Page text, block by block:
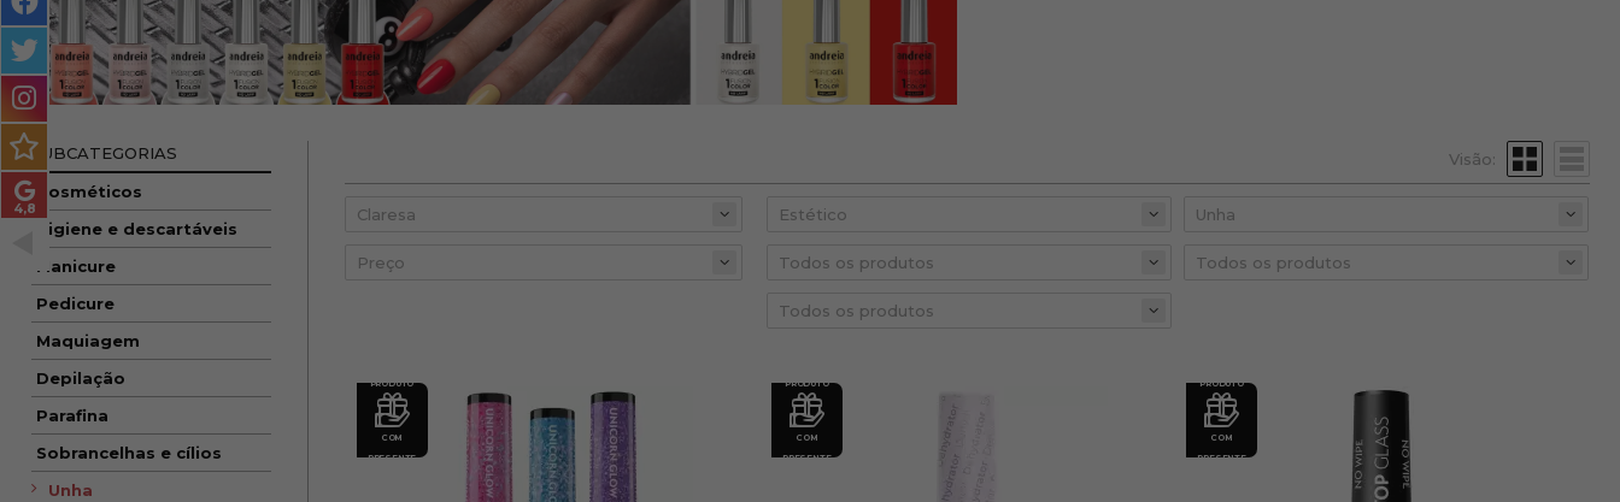
MASCULINO
MÉTODO
ENCARACOLADO
PACOTES DE PRESENTE
OUTLET
BLOG
SUBCATEGORIAS
Cosméticos
Higiene e descartáveis
Manicure
Pedicure
Maquiagem
Depilação
Parafina
Sobrancelhas e cílios
Unha
Visão:
Preço
PRODUTO
COM
PRESENTE
PRODUTO
COM
PRESENTE
PRODUTO
COM
PRESENTE